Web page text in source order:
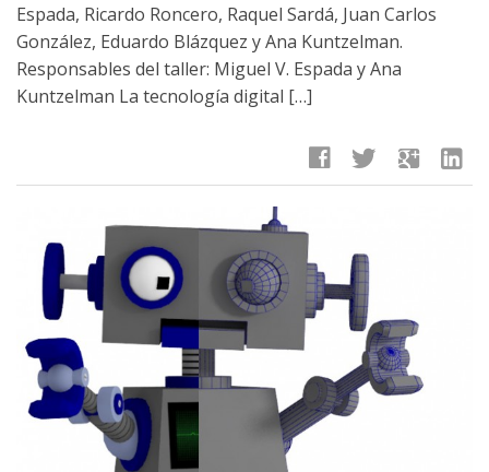
Espada, Ricardo Roncero, Raquel Sardá, Juan Carlos
González, Eduardo Blázquez y Ana Kuntzelman.
Responsables del taller: Miguel V. Espada y Ana
Kuntzelman La tecnología digital […]
facebook twitter google linkedin